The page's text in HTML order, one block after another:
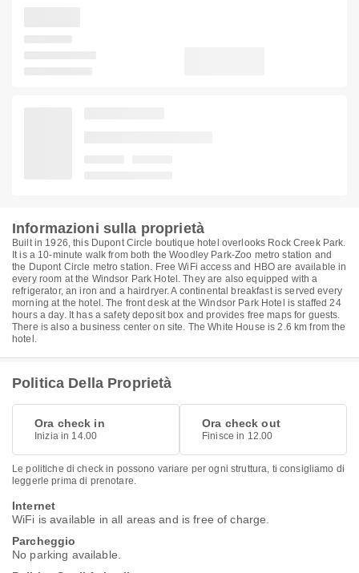
Informazioni sulla proprietà
Built in 1926, this Dupont Circle boutique hotel overlooks Rock Creek Park.
It is a 10-minute walk from both the Woodley Park-Zoo metro station and
the Dupont Circle metro station. Free WiFi access and HBO are available in
every room at the Windsor Park Hotel. They are also equipped with a
refrigerator, an iron and a hairdryer. A continental breakfast is served every
morning at the hotel. The front desk at the Windsor Park Hotel is staffed 24
hours a day. It has a safety deposit box and provides free maps for guests.
There is also a business center on site. The White House is 2.6 km from the
hotel.
Politica Della Proprietà
Ora check in
Inizia in 14.00
Ora check out
Finisce in 12.00
Le politiche di check in possono variare per ogni struttura, ti consigliamo di
leggerle prima di prenotare.
Internet
WiFi is available in all areas and is free of charge.
Parcheggio
No parking available.